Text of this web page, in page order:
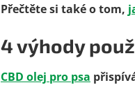
Přečtěte si také o tom,
4 výhody
CBD olej pro psa